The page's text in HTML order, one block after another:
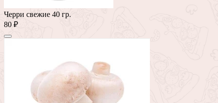
Черри свежие 40 гр.
80 ₽